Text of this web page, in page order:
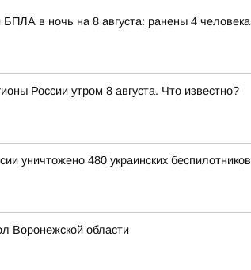
в ночь на 8 августа: ранены 4 человека
России утром 8 августа. Что известно?
уничтожено 480 украинских беспилотников
Воронежской области